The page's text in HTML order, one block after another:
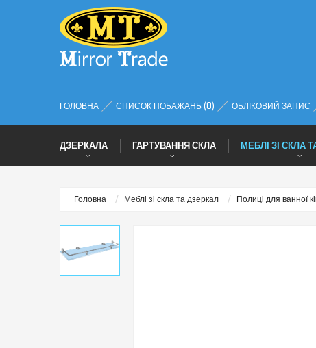
ГОЛОВНА СПИСОК ПОБАЖАНЬ (0) ОБЛІКОВИЙ ЗАПИС
ДЗЕРКАЛА ГАРТУВАННЯ СКЛА МЕБЛІ ЗІ СКЛА
Головна Меблі зі скла та дзеркал Полиці для ванної